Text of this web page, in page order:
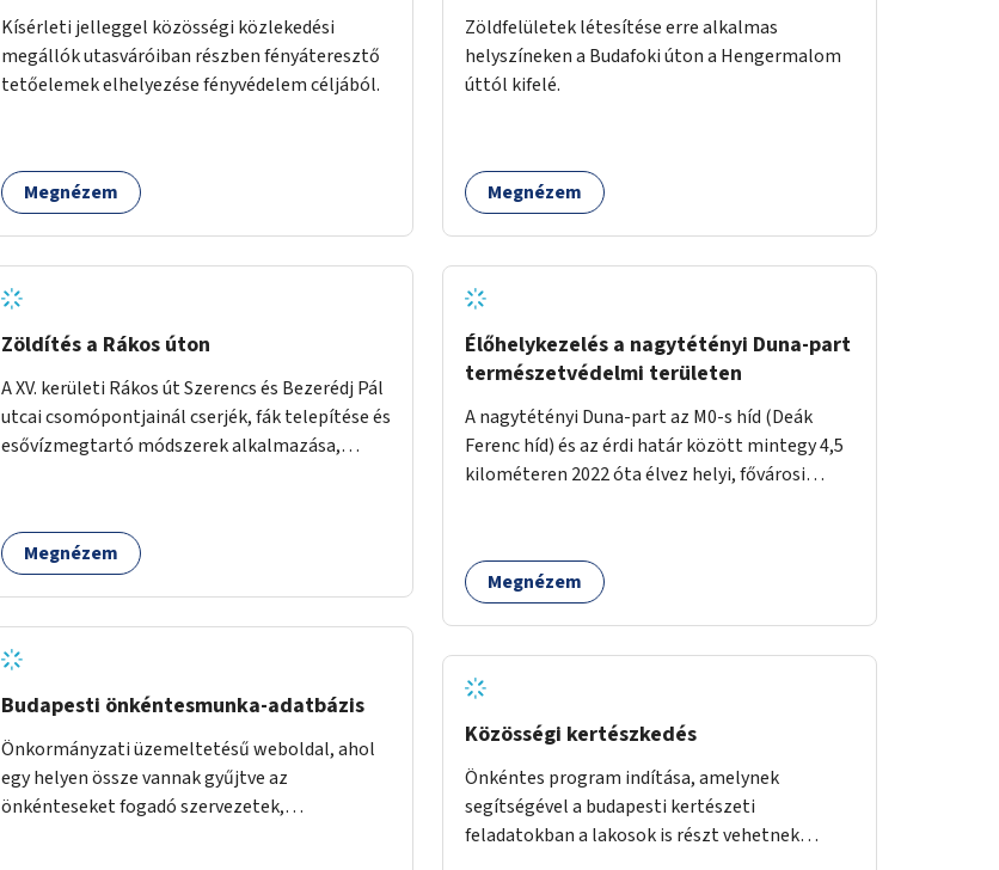
Kísérleti jelleggel közösségi közlekedési
megállók utasváróiban részben fényáteresztő
tetőelemek elhelyezése fényvédelem céljából.
Megnézem
Zöldítés a Rákos úton
A XV. kerületi Rákos út Szerencs és Bezerédj Pál
utcai csomópontjainál cserjék, fák telepítése és
esővízmegtartó módszerek alkalmazása,
Megnézem
Budapesti önkéntesmunka-adatbázis
Önkormányzati üzemeltetésű weboldal, ahol
egy helyen össze vannak gyűjtve az
önkénteseket fogadó szervezetek,
Zöldfelületek létesítése erre alkalmas
helyszíneken a Budafoki úton a Hengermalom
úttól kifelé.
Megnézem
Élőhelykezelés a nagytétényi Duna-part
természetvédelmi területen
A nagytétényi Duna-part az M0-s híd (Deák
Ferenc híd) és az érdi határ között mintegy 4,5
kilométeren 2022 óta élvez helyi, fővárosi
fajok ritkítását, visszaszorítását.
Megnézem
Közösségi kertészkedés
Önkéntes program indítása, amelynek
segítségével a budapesti kertészeti
feladatokban a lakosok is részt vehetnek